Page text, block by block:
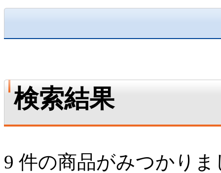
検索結果
9 件の商品がみつかりま